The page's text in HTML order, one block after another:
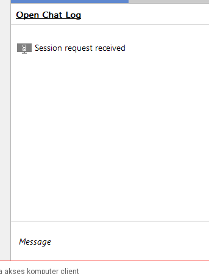
akses komputer client